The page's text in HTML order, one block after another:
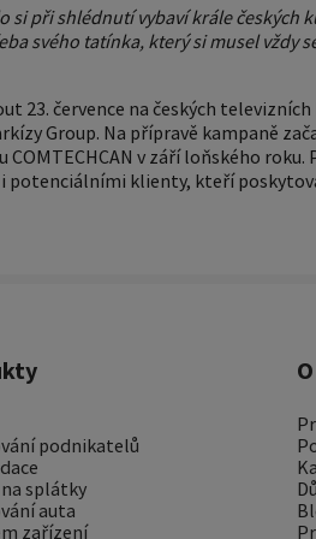
si při shlédnutí vybaví krále
svého tatínka, který si musel vždy
23. července na českých
Group. Na přípravě kampaně
v září loňského
potenciálními klienty, kteří
podnikatelů
splátky
auta
zařízení